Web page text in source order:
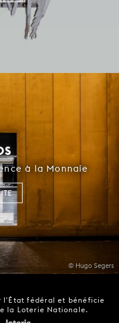
© Hugo Segers
à la Monnaie
l'État fédéral et bénéficie
la Loterie Nationale.